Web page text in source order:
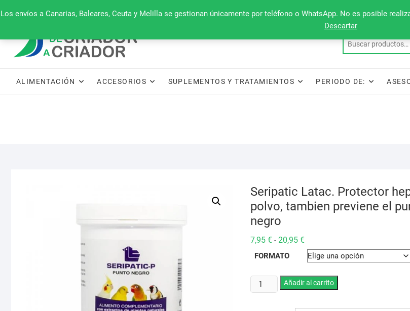
Los envíos a Canarias, Baleares, Ceuta y Melilla se gestionan únicamente por teléfono o WhatsApp. No es posible
Descartar
al
660 079 911
ALIMENTACIÓN ACCESORIOS SUPLEMENTOS Y TRATAMIENTOS PERIODO DE:
Seripatic Latac. Protector
polvo, tambien previene el
negro
7,95 € - 20,95 €Rango
precios:
desde
hasta
20,95 €
FORMATO
Seripatic
Latac.
Añadir al carrito